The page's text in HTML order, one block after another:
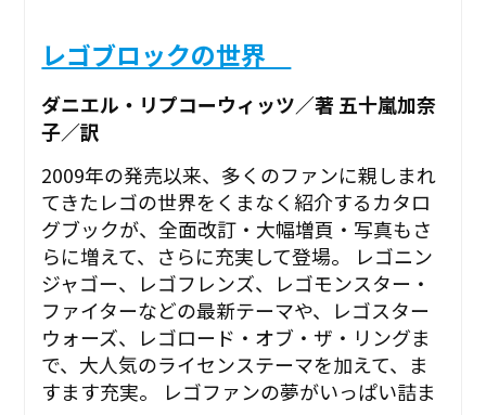
レゴブロックの世界
ダニエル・リプコーウィッツ／著 五十嵐加奈
子／訳
2009年の発売以来、多くのファンに親しまれ
てきたレゴの世界をくまなく紹介するカタロ
グブックが、全面改訂・大幅増頁・写真もさ
らに増えて、さらに充実して登場。 レゴニン
ジャゴー、レゴフレンズ、レゴモンスター・
ファイターなどの最新テーマや、レゴスター
ウォーズ、レゴロード・オブ・ザ・リングま
で、大人気のライセンステーマを加えて、ま
すます充実。 レゴファンの夢がいっぱい詰ま